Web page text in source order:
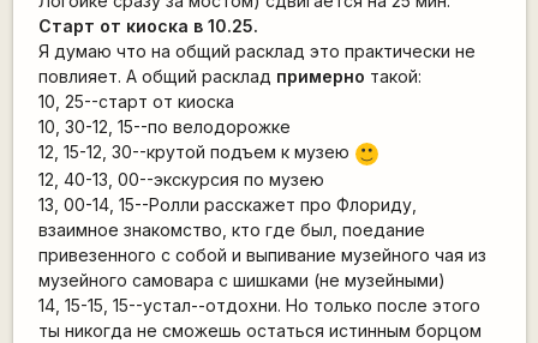
Старт от киоска в 10.25.
Я думаю что на общий расклад это практически не
повлияет. А общий расклад примерно такой:
10, 25--старт от киоска
10, 30-12, 15--по велодорожке
12, 15-12, 30--крутой подъем к музею
:)
12, 40-13, 00--экскурсия по музею
13, 00-14, 15--Ролли расскажет про Флориду,
взаимное знакомство, кто где был, поедание
привезенного с собой и выпивание музейного чая из
музейного самовара с шишками (не музейными)
14, 15-15, 15--устал--отдохни. Но только после этого
ты никогда не сможешь остаться истинным борцом